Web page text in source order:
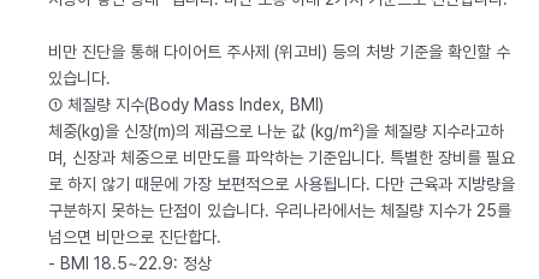
비만 진단을 통해 다이어트 주사제 (위고비) 등의 처방 기준을 확인할 수
있습니다.
① 체질량 지수(Body Mass Index, BMI)
체중(kg)을 신장(m)의 제곱으로 나눈 값 (kg/m²)을 체질량 지수라고하
며, 신장과 체중으로 비만도를 파악하는 기준입니다. 특별한 장비를 필요
로 하지 않기 때문에 가장 보편적으로 사용됩니다. 다만 근육과 지방량을
구분하지 못하는 단점이 있습니다. 우리나라에서는 체질량 지수가 25를
넘으면 비만으로 진단합다.
- BMI 18.5~22.9: 정상